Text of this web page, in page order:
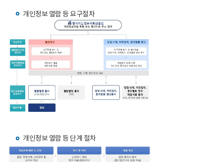
개인정보 열람 등 요구절차
개인정보 열람 등 단계 절차